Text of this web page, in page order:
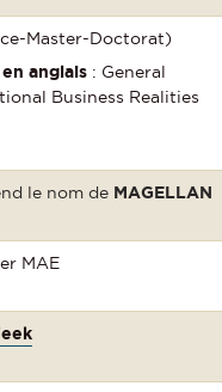
Master-Doctorat)
anglais : General
Business Realities
le nom de MAGELLAN
MAE